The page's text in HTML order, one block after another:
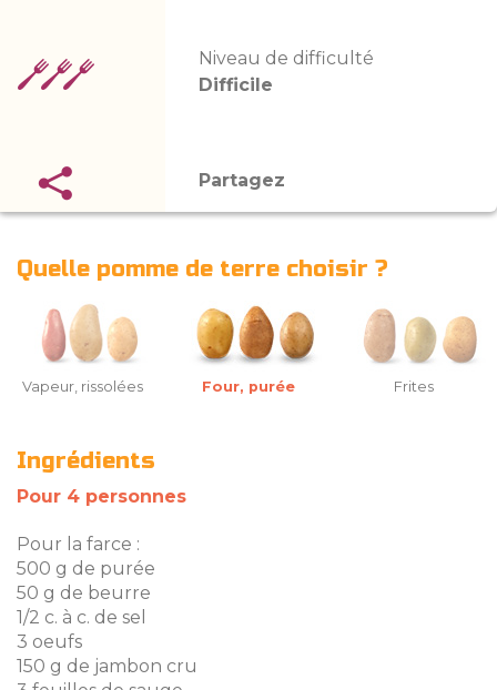
Niveau de difficulté
Difficile
Partagez
Quelle pomme de terre choisir ?
Vapeur, rissolées Four, purée Frites
Ingrédients
Pour 4 personnes
Pour la farce :
500 g de purée
50 g de beurre
1/2 c. à c. de sel
3 oeufs
150 g de jambon cru